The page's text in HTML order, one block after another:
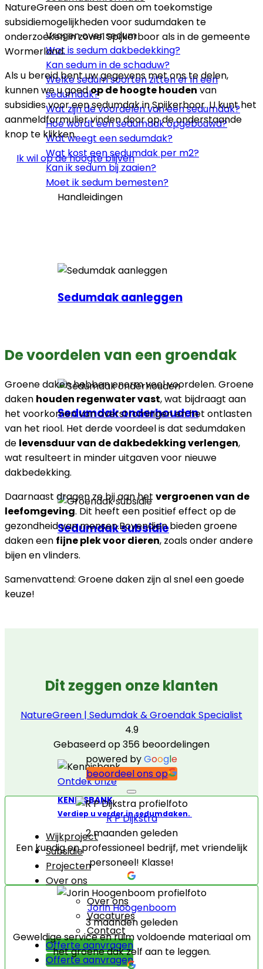
Vragen over sedum
Wat is sedum dakbedekking?
Kan sedum in de schaduw?
Welke sedum soorten zitten er in een
sedumdak?
Wat zijn de voordelen van een sedumdak?
Hoe wordt een sedumdak opgebouwd?
Wat weegt een sedumdak?
Wat kost een sedumdak per m2?
Kan ik sedum bij zaaien?
Moet ik sedum bemesten?
Handleidingen
Sedumdak aanleggen
Sedumdak onderhouden
Sedumdak subsidie
Ontdek onze
KENNISBANK
Verdiep u verder in sedumdaken.
Wijkproject
Subsidie
Projecten
Over ons
Over ons
Vacatures
Contact
Offerte aanvragen
Offerte aanvragen
NatureGreen ons best doen om toekomstige
subsidiemogelijkheden voor sudumdaken te
onderzoeken in zowel Spijkerboor als in de gemeente
Wormerland.
Als u bereid bent uw gegevens met ons te delen,
kunnen we u goedop de hoogte houden van
subsidies voor een sedumdak in Spijkerboor. U kunt het
aanmeldformulier vinden door op de onderstaande
knop te klikken.
Ik wil op de hoogte blijven
De voordelen van een groendak
Groene daken hebben enorm veel voordelen. Groene
daken houden regenwater vast, wat bijdraagt aan
het voorkomen van overstromingen en het ontlasten
van het riool. Het derde voordeel is dat sedumdaken
de levensduur van de dakbedekking verlengen,
wat resulteert in minder uitgaven voor nieuwe
dakbedekking.
Daarnaast dragen ze bij aan het vergroenen van de
leefomgeving. Dit heeft een positief effect op de
gezondheid van mensen.Bovendien bieden groene
daken een fijne plek voor dieren, zoals onder andere
bijen en vlinders.
Samenvattend: Groene daken zijn al snel een goede
keuze!
Dit zeggen onze klanten
NatureGreen | Sedumdak & Groendak Specialist
4.9
Gebaseerd op 356 beoordelingen
powered byGoogle
beoordeel ons op
R P Dijkstra
2 maanden geleden
Een kundig en professioneel bedrijf, met vriendelijk
personeel! Klasse!
Jorin Hoogenboom
3 maanden geleden
Geweldige service en ruim voldoende materiaal om
het groene dak zelf aan te leggen.